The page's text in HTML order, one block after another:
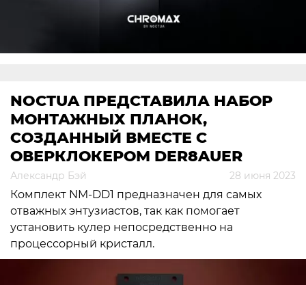
NOCTUA ПРЕДСТАВИЛА НАБОР
МОНТАЖНЫХ ПЛАНОК,
СОЗДАННЫЙ ВМЕСТЕ С
ОВЕРКЛОКЕРОМ DER8AUER
Александр Бэй 28 июня 2023
Комплект NM-DD1 предназначен для самых
отважных энтузиастов, так как помогает
установить кулер непосредственно на
процессорный кристалл.